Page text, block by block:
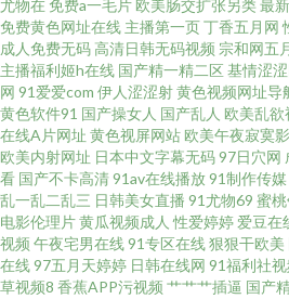
二区在线 色婷婷影院在钱 91精选探花视频 导
青草 欧美色女人导航 91蜜桃免费看 福利社
品在线观看国产 丰满熟妇大乳丰满做爰 欧美
三卡 91视频3p 蜜桃入口 91福利在线导航 大
也去 91黄色祝频 国产超碰肏护士 91福利
AVcom久爱 美女宾馆在线视频91 中日韩黄
尤物在 免费a一毛片 欧美肠交扩张另类最
免费黄色网址在线 主播第一页丁香五月网
成人免费无码 高清日韩无码视频 宗和网五
主播福利姬h在线 国产精一精二区 基情涩
网 91爱爱com 伊人涩涩射黄色视频网址导
黄色软件91 国产操女人 国产乱人 欧美乱欲
在线A片网址 黄色视屏网站 欧美午夜寂寞
欧美内射网址 日本中文字幕无码97日穴网
看 国产不卡高清91av在线播放91制作传媒
乱一乱二乱三 日韩美女直播 91尤物69 蜜
电影伦理片黄瓜视频成人 性爱婷婷 爱豆在
视频 午夜宅男在线91专区在线狠狠干欧美
在线97五月天婷婷 日韩在线网 91福利社视
草视频8 香蕉APP污视频 艹艹艹插逼 国产